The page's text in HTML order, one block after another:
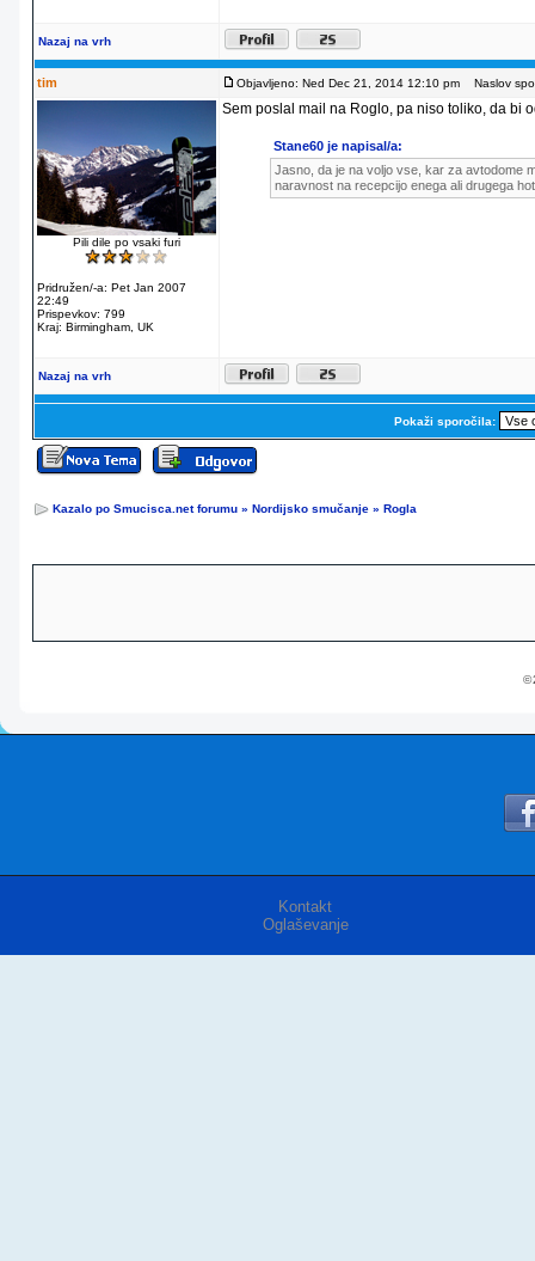
Nazaj na vrh
tim Objavljeno: Ned Dec 21, 2014 12:10 pm Naslov
Pili dile po vsaki furi
Pridružen/-a: Pet Jan 2007
22:49
Prispevkov: 799
Kraj: Birmingham, UK
Sem poslal mail na Roglo, pa niso toliko, da bi
Stane60 je napisal/a:
Jasno, da je na voljo vse, kar za avtodome
naravnost na recepcijo enega ali drugega
Nazaj na vrh
Pokaži sporočila:
Kazalo po Smucisca.net forumu » Nordijsko smučanje » Rogla
©
Kontakt
Oglaševanje